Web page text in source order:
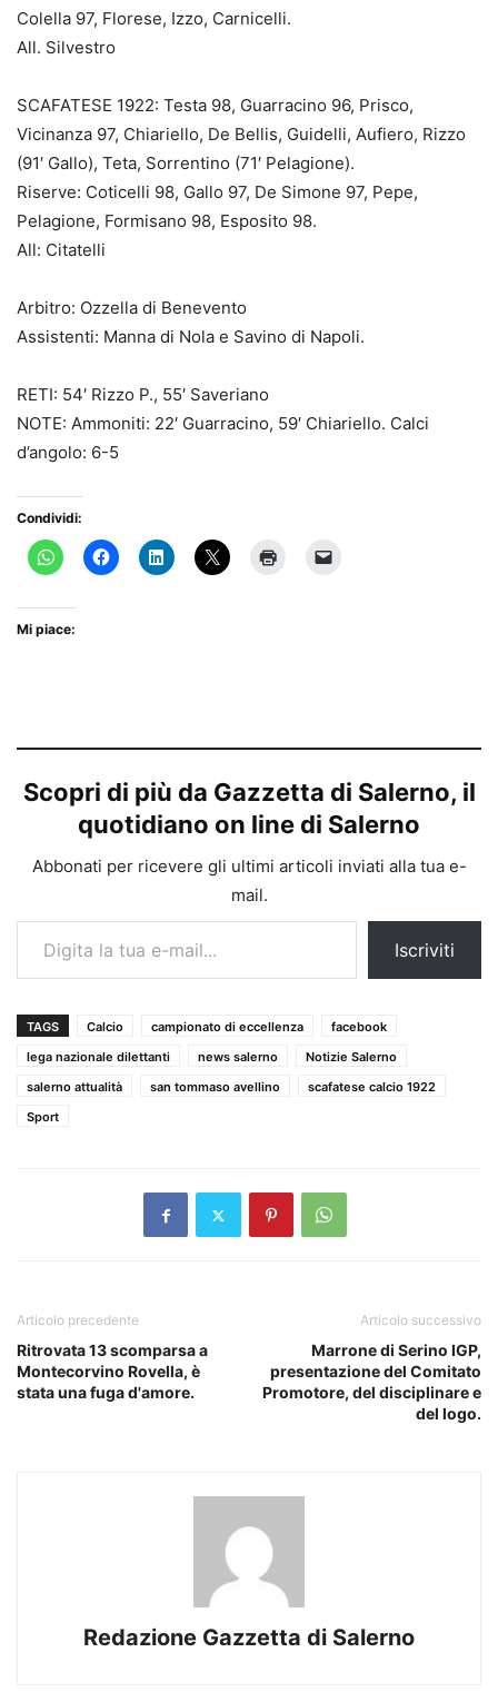
Colella 97, Florese, Izzo, Carnicelli.
All. Silvestro
SCAFATESE 1922: Testa 98, Guarracino 96, Prisco,
Vicinanza 97, Chiariello, De Bellis, Guidelli, Aufiero, Rizzo
(91′ Gallo), Teta, Sorrentino (71′ Pelagione).
Riserve: Coticelli 98, Gallo 97, De Simone 97, Pepe,
Pelagione, Formisano 98, Esposito 98.
All: Citatelli
Arbitro: Ozzella di Benevento
Assistenti: Manna di Nola e Savino di Napoli.
RETI: 54′ Rizzo P., 55′ Saveriano
NOTE: Ammoniti: 22′ Guarracino, 59′ Chiariello. Calci
d’angolo: 6-5
Condividi:
Mi piace:
Scopri di più da Gazzetta di Salerno, il
quotidiano on line di Salerno
Abbonati per ricevere gli ultimi articoli inviati alla tua e-
mail.
Digita la tua e-mail...
Iscriviti
TAGS Calcio campionato di eccellenza
facebook
lega nazionale dilettanti
news salerno
Notizie Salerno
salerno attualità
san tommaso avellino
scafatese calcio 1922
Sport
Articolo precedente
Ritrovata 13 scomparsa a
Montecorvino Rovella, è
stata una fuga d'amore.
Articolo successivo
Marrone di Serino IGP,
presentazione del Comitato
Promotore, del disciplinare e
del logo.
Redazione Gazzetta di Salerno